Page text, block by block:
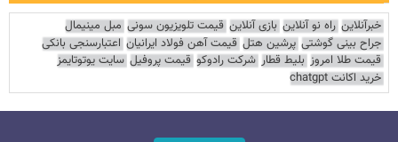
خبرآنلاین راه نو آنلاین بازی آنلاین قیمت تلویزیون سونی مبل مینیمال
جراح بینی گوشتی پرشین هتل قیمت آهن فولاد ایرانیان اعتبارسنجی بانکی
قیمت طلا امروز بلیط قطار شرکت رادوکو قیمت پروفیل سایت یوتوتایمز
خرید اکانت chatgpt